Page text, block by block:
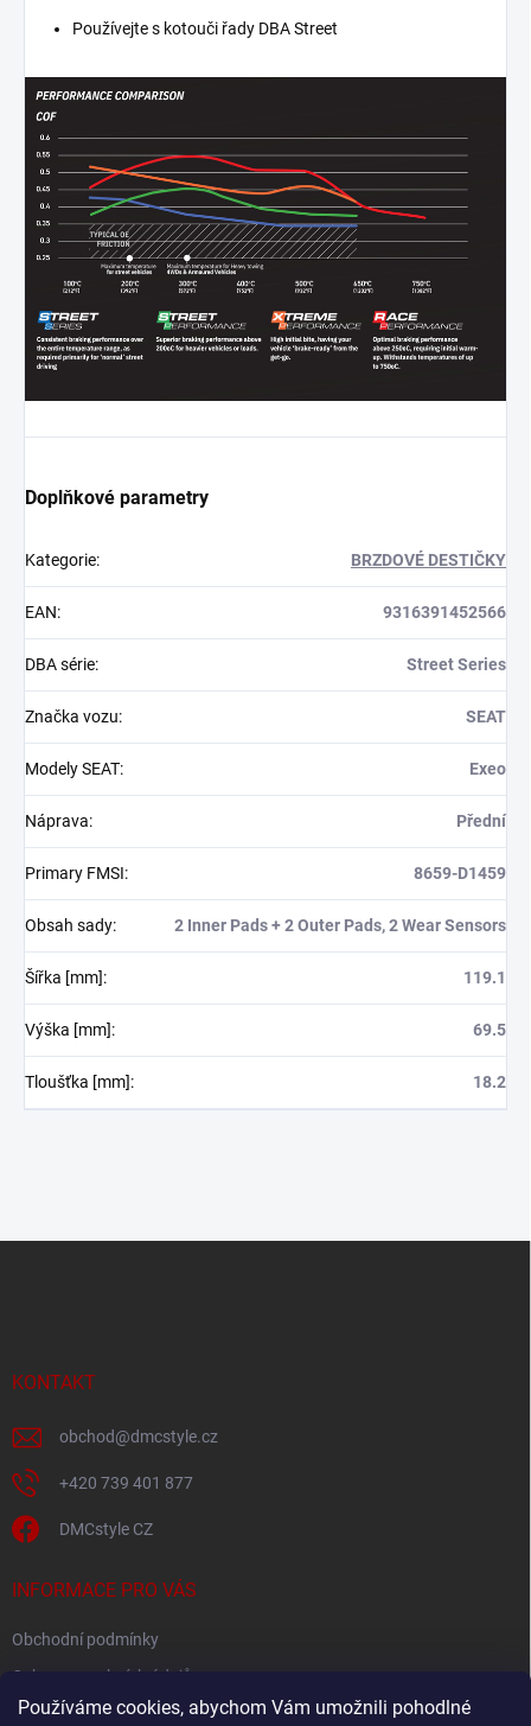
Používáme cookies, abychom Vám umožnili pohodlné
Používejte s kotouči řady DBA Street
Doplňkové parametry
Kategorie: BRZDOVÉ DESTIČKY
EAN: 9316391452566
DBA série: Street Series
Značka vozu: SEAT
Modely SEAT: Exeo
Náprava: Přední
Primary FMSI: 8659-D1459
Obsah sady: 2 Inner Pads + 2 Outer Pads, 2 Wear Sensors
Šířka [mm]: 119.1
Výška [mm]: 69.5
Tloušťka [mm]: 18.2
KONTAKT
obchod@dmcstyle.cz
+420 739 401 877
DMCstyle CZ
INFORMACE PRO VÁS
Obchodní podmínky
Ochrana osobních údajů